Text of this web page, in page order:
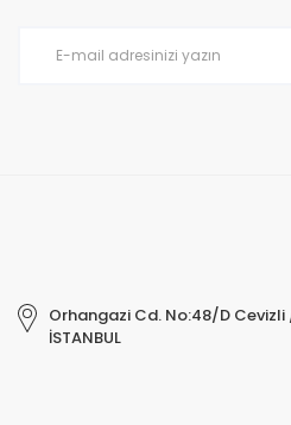
Orhangazi Cd. No:48/D
İSTANBUL